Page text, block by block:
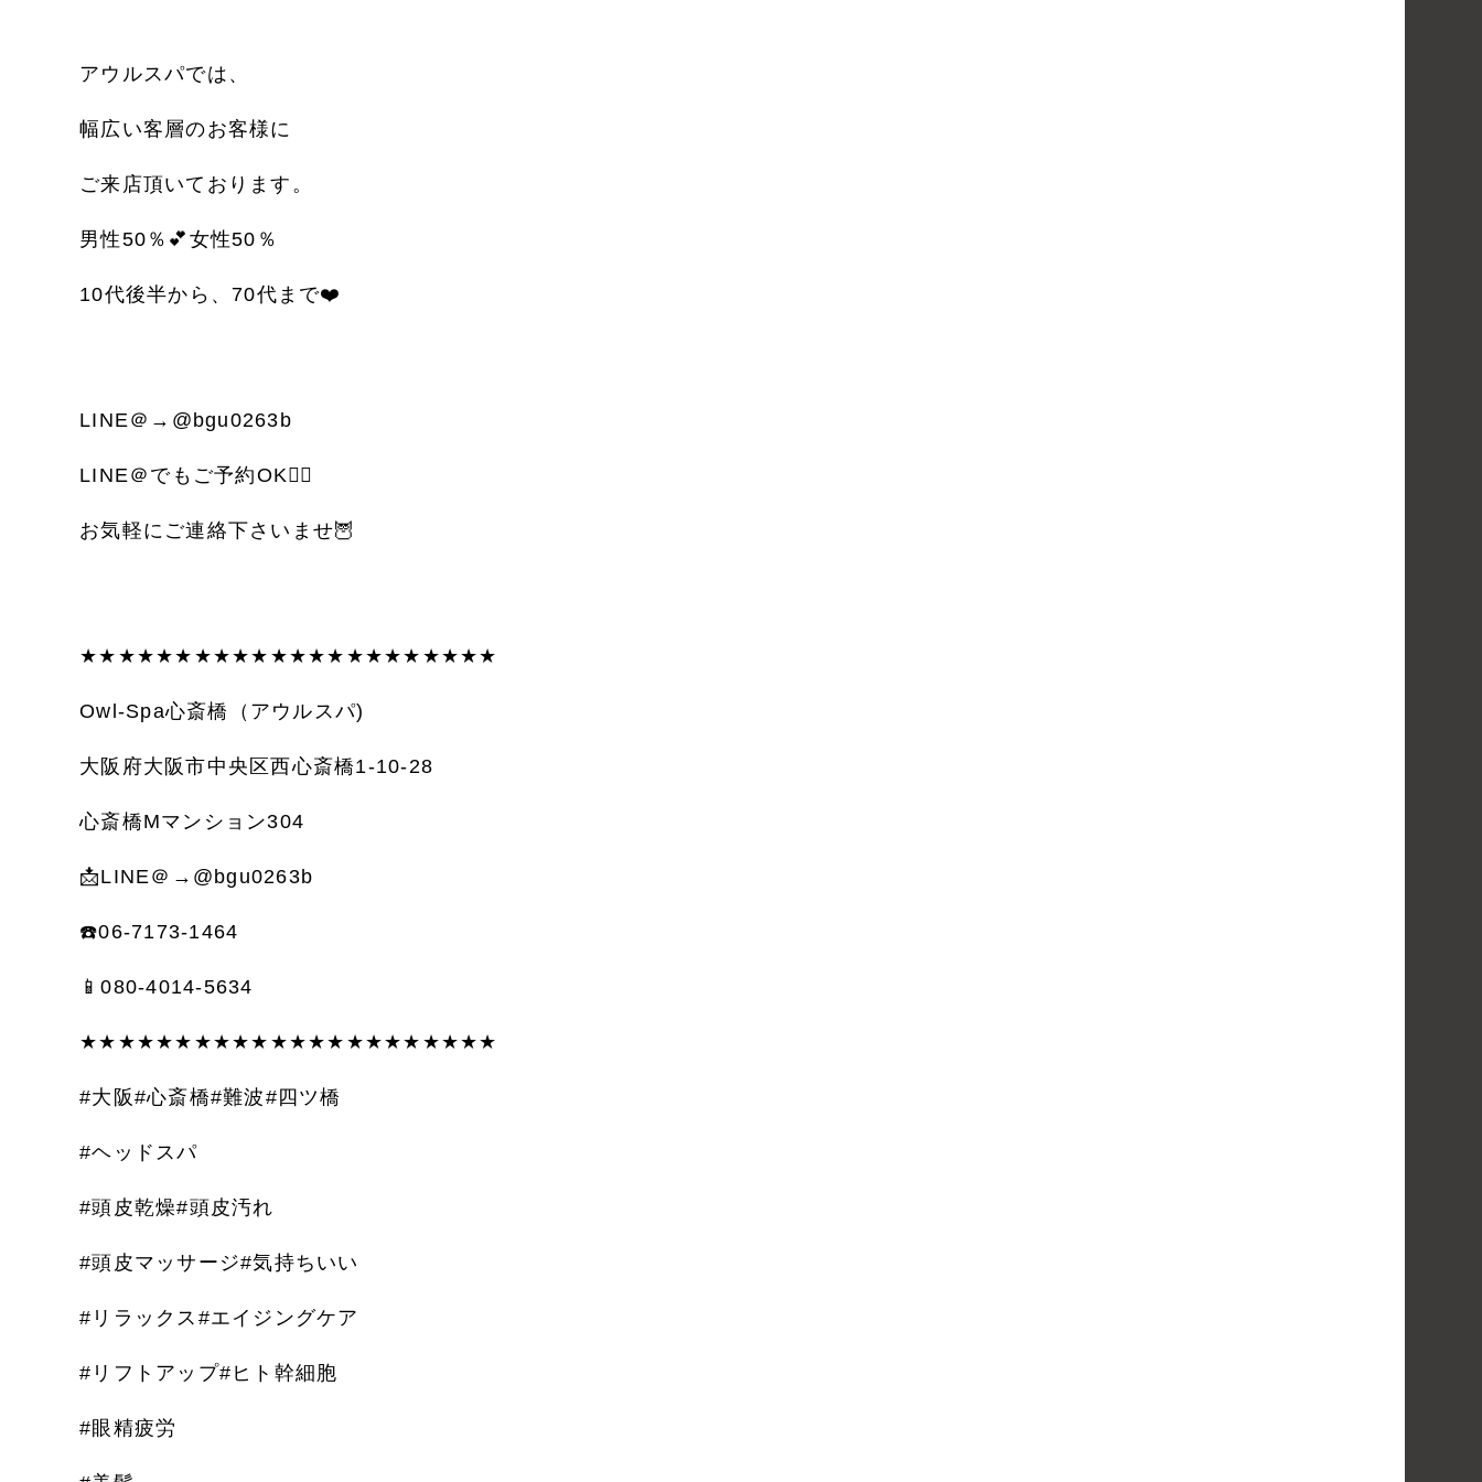
アウルスパでは、
幅広い客層のお客様に
ご来店頂いております。
男性50 ％ 💕 女性50 ％
10代後半から、 70代まで❤️
LINE ＠ →@bgu0263b
LINE ＠でもご予約OK🙆‍♀️
お気軽にご連絡下さいませ🦉
★★★★★★★★★★★★★★★★★★★★★★
Owl-Spa心斎橋（アウルスパ)
大阪府大阪市中央区西心斎橋1-10-28
心斎橋Mマンション304
📩LINE ＠ →@bgu0263b
☎️06-7173-1464
📱080-4014-5634
★★★★★★★★★★★★★★★★★★★★★★
#大阪#心斎橋#難波#四ツ橋
#ヘッドスパ
#頭皮乾燥#頭皮汚れ
#頭皮マッサージ#気持ちいい
# リラックス #エイジングケア
# リフトアップ# ヒト幹細胞
#眼精疲労